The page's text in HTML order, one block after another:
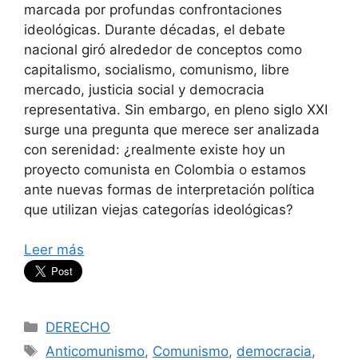
marcada por profundas confrontaciones
ideológicas. Durante décadas, el debate
nacional giró alrededor de conceptos como
capitalismo, socialismo, comunismo, libre
mercado, justicia social y democracia
representativa. Sin embargo, en pleno siglo XXI
surge una pregunta que merece ser analizada
con serenidad: ¿realmente existe hoy un
proyecto comunista en Colombia o estamos
ante nuevas formas de interpretación política
que utilizan viejas categorías ideológicas?
Leer más
Categorías
DERECHO
Etiquetas
Anticomunismo, Comunismo, democracia,